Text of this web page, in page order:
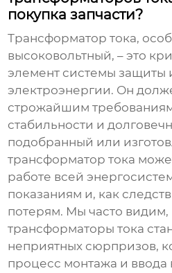
покупка запчасти?
Трансформатор тока,
высоковольтный, – это
элемент системы защиты
электроэнергии. Он
строжайшим
стабильности и
подобранный или
трансформатор тока
работе всей
показаниям и, как
потерям. Мы часто видим,
трансформаторы тока
неприятных сюрпризов,
процесс монтажа и ввода